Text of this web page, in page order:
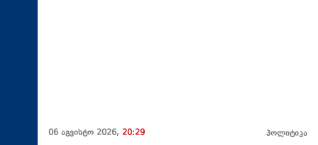
06 აგვისტო 2026, 20:29 პოლიტიკა